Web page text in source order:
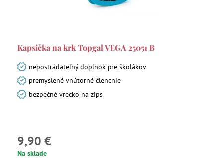
Kapsička na krk Topgal VEGA 25051 B
nepostrádateľný doplnok pre školákov
premyslené vnútorné členenie
bezpečné vrecko na zips
9,90 €
Na sklade